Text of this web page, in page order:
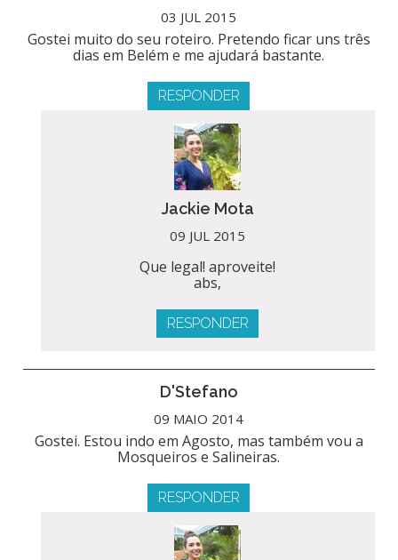
03 JUL 2015
Gostei muito do seu roteiro. Pretendo ficar uns três
dias em Belém e me ajudará bastante.
RESPONDER
Jackie Mota
09 JUL 2015
Que legal! aproveite!
abs,
RESPONDER
D'Stefano
09 MAIO 2014
Gostei. Estou indo em Agosto, mas também vou a
Mosqueiros e Salineiras.
RESPONDER